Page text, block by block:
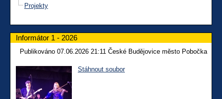
Projekty
Informátor 1 - 2026
Publikováno 07.06.2026 21:11 České Budějovice město Pobočka
Stáhnout soubor